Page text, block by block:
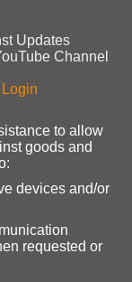
Updates
Channel
to allow
goods and
devices and/or
requested or